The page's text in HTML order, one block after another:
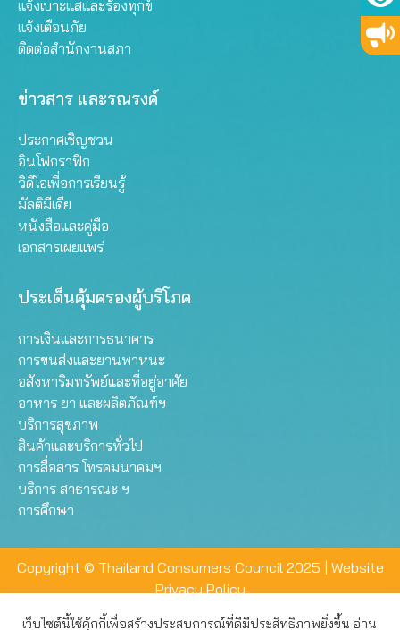
แจ้งเบาะแสและร้องทุกข์
แจ้งเตือนภัย
ติดต่อสำนักงานสภา
ข่าวสาร และรณรงค์
ประกาศเชิญชวน
อินโฟกราฟิก
วิดีโอเพื่อการเรียนรู้
มัลติมีเดีย
หนังสือและคู่มือ
เอกสารเผยแพร่
ประเด็นคุ้มครองผู้บริโภค
การเงินและการธนาคาร
การขนส่งและยานพาหนะ
อสังหาริมทรัพย์และที่อยู่อาศัย
อาหาร ยา และผลิตภัณฑ์ฯ
บริการสุขภาพ
สินค้าและบริการทั่วไป
การสื่อสาร โทรคมนาคมฯ
บริการ สาธารณะ ฯ
การศึกษา
Copyright © Thailand Consumers Council 2025 | Website
Privacy Policy
เว็บไซต์นี้ใช้คุ้กกี้เพื่อสร้างประสบการณ์ที่ดีมีประสิทธิภาพยิ่งขึ้น อ่าน